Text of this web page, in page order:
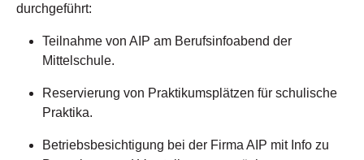
durchgeführt:
Teilnahme von AIP am Berufsinfoabend der
Mittelschule.
Reservierung von Praktikumsplätzen für schulische
Praktika.
Betriebsbesichtigung bei der Firma AIP mit Info zu